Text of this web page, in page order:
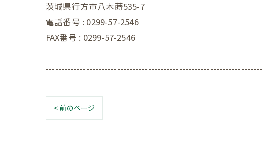
茨城県行方市八木蒔535-7
電話番号 : 0299-57-2546
FAX番号 : 0299-57-2546
----------------------------------------------------------------------
< 前のページ